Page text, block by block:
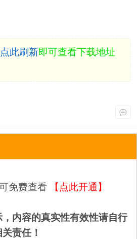
点此刷新即可查看下载地址
免费查看 【点此开通】
内容的真实性有效性请自行
责任！